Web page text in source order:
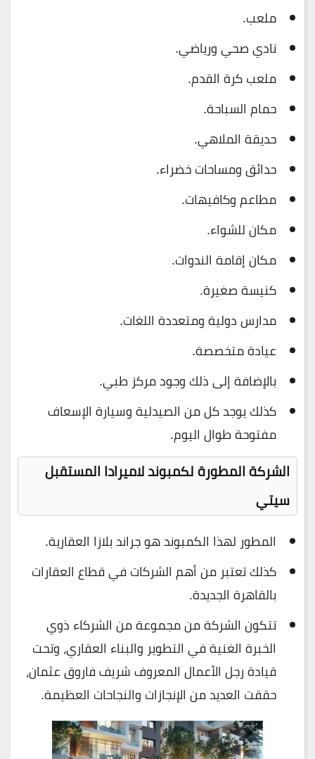
ملعب.
نادي صحي ورياضي.
ملعب كرة القدم.
حمام السباحة.
حديقة الملاهي.
حدائق ومساحات خضراء.
مطاعم وكافيهات.
مكان للشواء.
مكان إقامة الندوات.
كنيسة صغيرة.
مدارس دولية ومتعددة اللغات.
عيادة متخصصة.
بالإضافة إلى ذلك وجود مركز طبي.
كذلك يوجد كل من الصيدلية وسيارة الإسعاف
مفتوحة طوال اليوم.
الشركة المطورة لكمبوند لاميرادا المستقبل
سيتي
المطور لهذا الكمبوند هو جراند بلازا العقارية.
كذلك تعتبر من أهم الشركات في قطاع العقارات
بالقاهرة الجديدة.
تتكون الشركة من مجموعة من الشركاء ذوي
الخبرة الغنية في التطوير والبناء العقاري، وتحت
قيادة رجل الأعمال المعروف شريف فاروق عثمان،
حققت العديد من الإنجازات والنجاحات العظيمة.